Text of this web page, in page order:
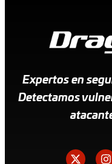
Expertos en
Detectamos